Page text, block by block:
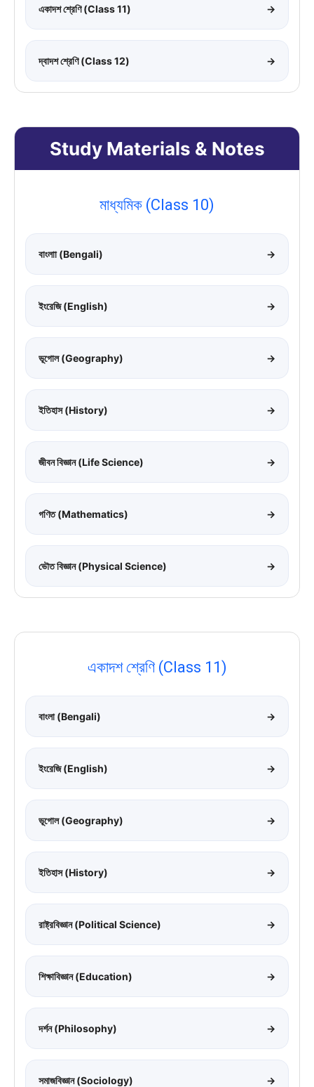
একাদশ শ্রেণি (Class 11) →
দ্বাদশ শ্রেণি (Class 12) →
Study Materials & Notes
মাধ্যমিক (Class 10)
বাংলাা (Bengali) →
ইংরেজি (English) →
ভূগোল (Geography) →
ইতিহাস (History) →
জীবন বিজ্ঞান (Life Science) →
গণিত (Mathematics) →
ভৌত বিজ্ঞান (Physical Science) →
একাদশ শ্রেণি (Class 11)
বাংলা (Bengali) →
ইংরেজি (English) →
ভূগোল (Geography) →
ইতিহাস (History) →
রাষ্ট্রবিজ্ঞান (Political Science) →
শিক্ষাবিজ্ঞান (Education) →
দর্শন (Philosophy) →
সমাজবিজ্ঞান (Sociology) →